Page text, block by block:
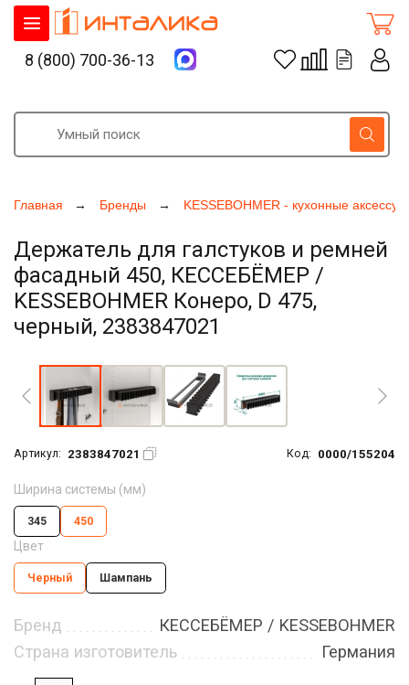
Главная Бренды KESSEBOHMER - кухонные
Держатель для галстуков и ремней
фасадный 450, КЕССЕБЁМЕР /
KESSEBOHMER Конеро, D 475,
черный, 2383847021
Артикул: 2383847021 Код: 0000/155204
Ширина системы (мм)
345 450
Цвет
Черный Шампань
Бренд
КЕССЕБЁМЕР / KESSEBOHMER
Страна изготовитель
Германия
8 (800) 700-36-13